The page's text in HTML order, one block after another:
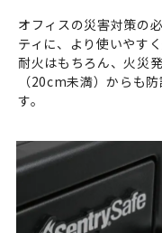
オフィスの災害対策の
ティに、より使いやす
耐火はもちろん、火災
（20cm未満）からも
す。